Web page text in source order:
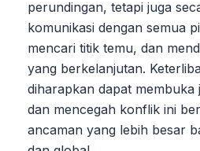
perundingan, tetapi juga
komunikasi dengan semua
mencari titik temu, dan
yang berkelanjutan.
diharapkan dapat membuka
dan mencegah konflik ini
ancaman yang lebih besar